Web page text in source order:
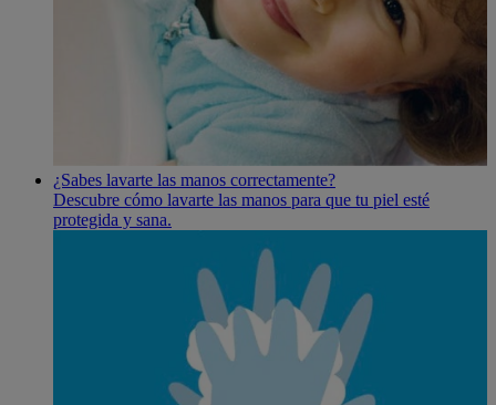
¿Sabes lavarte las manos correctamente?
Descubre cómo lavarte las manos para que tu piel esté
protegida y sana.